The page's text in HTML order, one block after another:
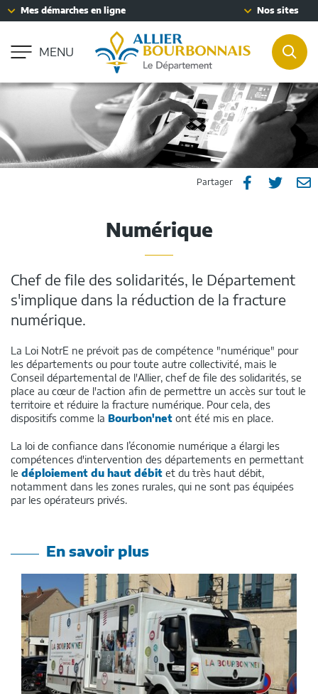
Aller à la recherche
Accessibilité : partiellement conforme
Mes démarches en ligne Nos sites
MENU
Partager Partager
 
Numérique
Chef de file des solidarités, le Département
s'implique dans la réduction de la fracture
numérique.
La Loi NotrE ne prévoit pas de compétence "numérique" pour
les départements ou pour toute autre collectivité, mais le
Conseil départemental de l'Allier, chef de file des solidarités, se
place au cœur de l'action afin de permettre un accès sur tout le
territoire et réduire la fracture numérique. Pour cela, des
dispositifs comme la Bourbon'net ont été mis en place.
La loi de confiance dans l’économie numérique a élargi les
compétences d'intervention des départements en permettant
le déploiement du haut débit et du très haut débit,
notamment dans les zones rurales, qui ne sont pas équipées
par les opérateurs privés.
En savoir plus
Fenêtre
chat